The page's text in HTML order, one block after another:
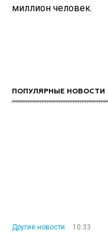
миллион человек.
ПОПУЛЯРНЫЕ НОВОСТИ
Другие новости
10:33